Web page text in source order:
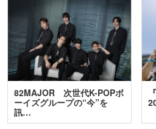
82MAJOR 次世代K-POPボ
ーイズグループの“今”を
訊…